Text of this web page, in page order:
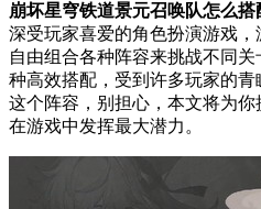
崩坏星穹铁道景元召唤队怎么搭
深受玩家喜爱的角色扮演游戏
自由组合各种阵容来挑战不同
种高效搭配，受到许多玩家的
这个阵容，别担心，本文将为
在游戏中发挥最大潜力。